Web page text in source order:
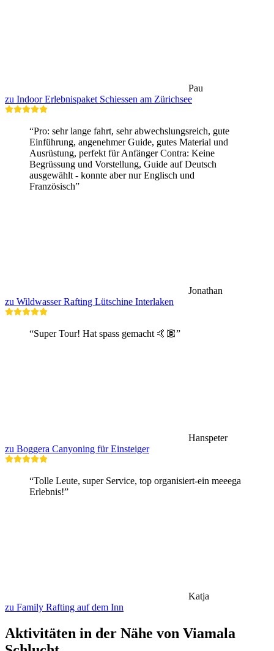
Pau
zu Indoor Erlebnispaket Schiessen am Zürichsee
“Pro: sehr lange fahrt, sehr abwechslungsreich, gute
Einführung, angenehmer Guide, gutes Material und
Ausrüstung, perfekt für Anfänger Contra: Keine
Begrüssung und Vorstellung, Guide auf Deutsch
ausgewählt - konnte aber nur Englisch und
Französisch”
Jonathan
zu Wildwasser Rafting Lütschine Interlaken
“Super Tour! Hat spass gemacht 🤙🏽”
Hanspeter
zu Boggera Canyoning für Einsteiger
“Tolle Leute, super Service, top organisiert-ein meeega
Erlebnis!”
Katja
zu Family Rafting auf dem Inn
Aktivitäten in der Nähe von Viamala